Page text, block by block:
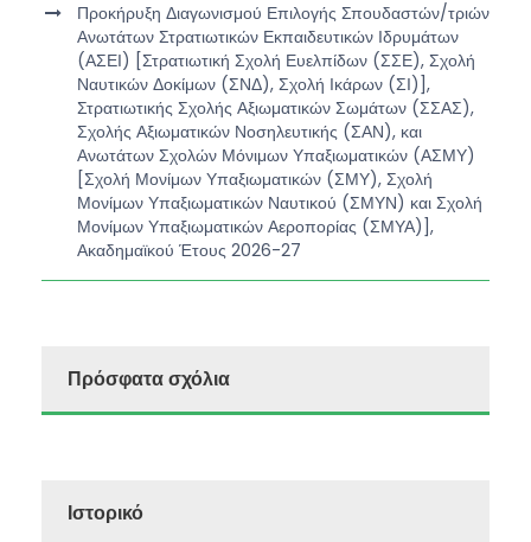
Προκήρυξη Διαγωνισμού Επιλογής Σπουδαστών/τριών
Ανωτάτων Στρατιωτικών Εκπαιδευτικών Ιδρυμάτων
(ΑΣΕΙ) [Στρατιωτική Σχολή Ευελπίδων (ΣΣΕ), Σχολή
Ναυτικών Δοκίμων (ΣΝΔ), Σχολή Ικάρων (ΣΙ)],
Στρατιωτικής Σχολής Αξιωματικών Σωμάτων (ΣΣΑΣ),
Σχολής Αξιωματικών Νοσηλευτικής (ΣΑΝ), και
Ανωτάτων Σχολών Μόνιμων Υπαξιωματικών (ΑΣΜΥ)
[Σχολή Μονίμων Υπαξιωματικών (ΣΜΥ), Σχολή
Μονίμων Υπαξιωματικών Ναυτικού (ΣΜΥΝ) και Σχολή
Μονίμων Υπαξιωματικών Αεροπορίας (ΣΜΥΑ)],
Ακαδημαϊκού Έτους 2026-27
Πρόσφατα σχόλια
Ιστορικό